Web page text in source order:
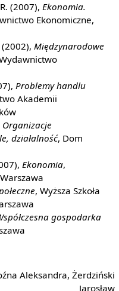
(2007),Ekonomia.
Ekonomiczne,
(2002),Międzynarodowe
Problemy handlu
Akademii
Organizacje
działalność, Dom
Ekonomia,
, Wyższa Szkoła
gospodarka
Aleksandra, Żerdziński
Jarosław